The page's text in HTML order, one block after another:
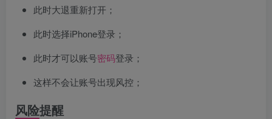
此时大退重新打开；
此时选择iPhone登录；
此时才可以账号密码登录；
这样不会让账号出现风控；
风险提醒